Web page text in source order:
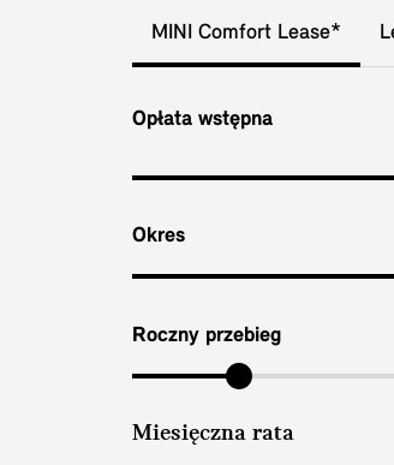
MINI Comfort Lease*
Opłata wstępna
Okres
Roczny przebieg
Miesięczna rata